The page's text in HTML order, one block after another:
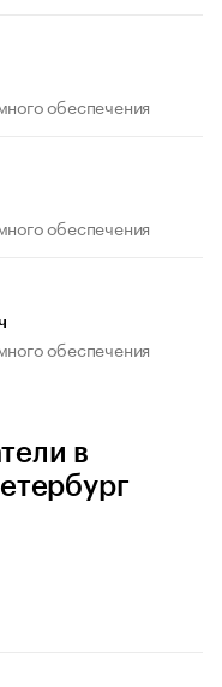
обеспечения
обеспечения
обеспечения
в